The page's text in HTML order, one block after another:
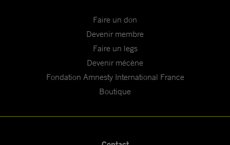
Faire un don
Devenir membre
Faire un legs
Devenir mécène
Fondation Amnesty International France
Boutique